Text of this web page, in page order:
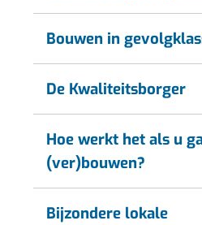
Bouwen in
De Kwaliteitsborger
Hoe werkt het als u
(ver)bouwen?
Bijzondere lokale